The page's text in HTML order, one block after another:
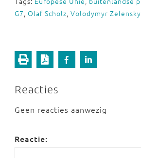
G7, Olaf Scholz, Volodymyr Zelensky
Reacties
Geen reacties aanwezig
Reactie: